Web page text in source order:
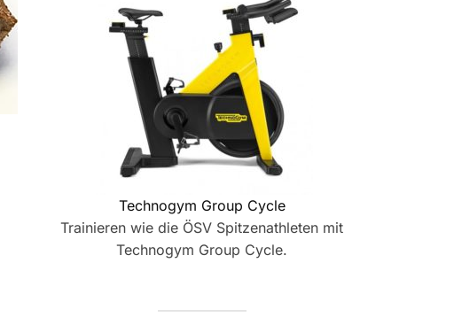
Technogym Group Cycle
Trainieren wie die ÖSV Spitzenathleten mit
Technogym Group Cycle.